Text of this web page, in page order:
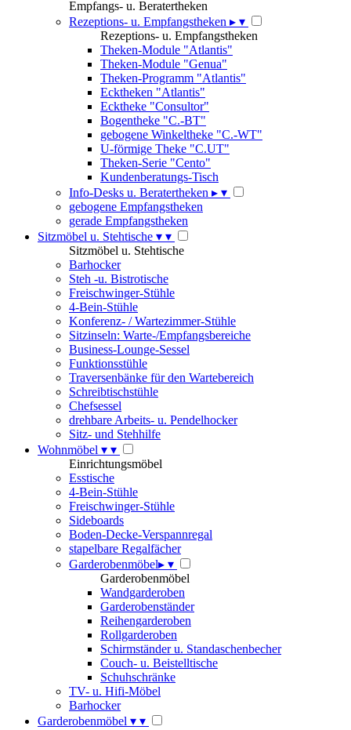
Empfangs- u. Beratertheken
Rezeptions- u. Empfangstheken ▸ ▾
Rezeptions- u. Empfangstheken
Theken-Module "Atlantis"
Theken-Module "Genua"
Theken-Programm "Atlantis"
Ecktheken "Atlantis"
Ecktheke "Consultor"
Bogentheke "C.-BT"
gebogene Winkeltheke "C.-WT"
U-förmige Theke "C.UT"
Theken-Serie "Cento"
Kundenberatungs-Tisch
Info-Desks u. Beratertheken ▸ ▾
gebogene Empfangstheken
gerade Empfangstheken
Sitzmöbel u. Stehtische ▾ ▾
Sitzmöbel u. Stehtische
Barhocker
Steh -u. Bistrotische
Freischwinger-Stühle
4-Bein-Stühle
Konferenz- / Wartezimmer-Stühle
Sitzinseln: Warte-/Empfangsbereiche
Business-Lounge-Sessel
Funktionsstühle
Traversenbänke für den Wartebereich
Schreibtischstühle
Chefsessel
drehbare Arbeits- u. Pendelhocker
Sitz- und Stehhilfe
Wohnmöbel ▾ ▾
Einrichtungsmöbel
Esstische
4-Bein-Stühle
Freischwinger-Stühle
Sideboards
Boden-Decke-Verspannregal
stapelbare Regalfächer
Garderobenmöbel▸ ▾
Garderobenmöbel
Wandgarderoben
Garderobenständer
Reihengarderoben
Rollgarderoben
Schirmständer u. Standaschenbecher
Couch- u. Beistelltische
Schuhschränke
TV- u. Hifi-Möbel
Barhocker
Garderobenmöbel ▾ ▾